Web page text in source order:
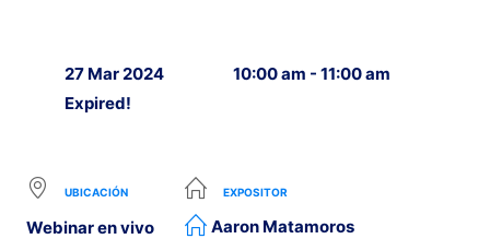
27 Mar 2024
Expired!
10:00 am - 11:00 am
UBICACIÓN
Webinar en vivo
EXPOSITOR
Aaron Matamoros